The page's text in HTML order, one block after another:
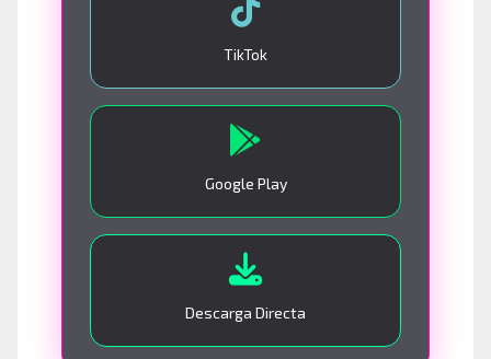
TikTok
Google Play
Descarga Directa